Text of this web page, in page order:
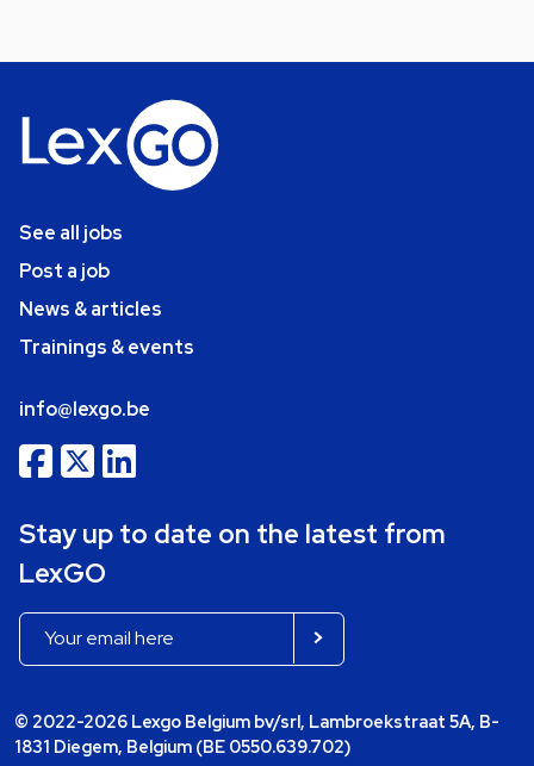
See all jobs
Post a job
News & articles
Trainings & events
info@lexgo.be
Stay up to date on the latest from
LexGO
© 2022-2026 Lexgo Belgium bv/srl, Lambroekstraat 5A, B-
1831 Diegem, Belgium (BE 0550.639.702)